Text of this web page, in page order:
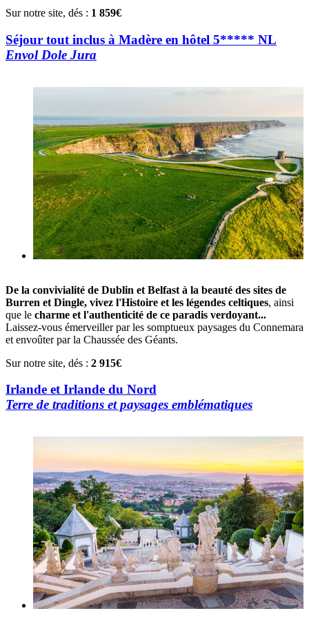
Sur notre site, dés : 1 859€
Séjour tout inclus à Madère en hôtel 5***** NL
Envol Dole Jura
De la convivialité de Dublin et Belfast à la beauté des sites de
Burren et Dingle, vivez l'Histoire et les légendes celtiques, ainsi
que le charme et l'authenticité de ce paradis verdoyant...
Laissez-vous émerveiller par les somptueux paysages du Connemara
et envoûter par la Chaussée des Géants.
Sur notre site, dés : 2 915€
Irlande et Irlande du Nord
Terre de traditions et paysages emblématiques